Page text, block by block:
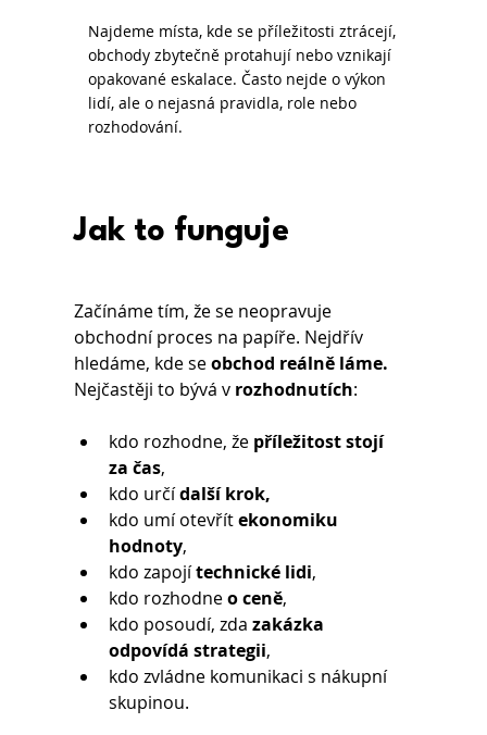
Najdeme místa, kde se příležitosti ztrácejí,
obchody zbytečně protahují nebo vznikají
opakované eskalace. Často nejde o výkon
lidí, ale o nejasná pravidla, role nebo
rozhodování.
Jak to funguje
Začínáme tím, že se neopravuje
obchodní proces na papíře. Nejdřív
hledáme, kde se obchod reálně láme.
Nejčastěji to bývá v rozhodnutích:
kdo rozhodne, že příležitost stojí
za čas,
kdo určí další krok,
kdo umí otevřít ekonomiku
hodnoty,
kdo zapojí technické lidi,
kdo rozhodne o ceně,
kdo posoudí, zda zakázka
odpovídá strategii,
kdo zvládne komunikaci s nákupní
skupinou.